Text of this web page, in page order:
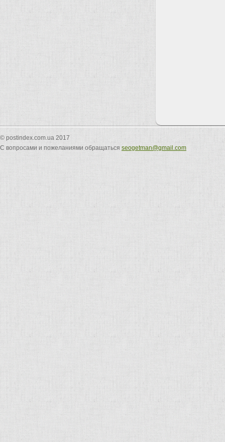
© postindex.com.ua 2017
С вопросами и пожеланиями обращаться seogetman@gmail.com